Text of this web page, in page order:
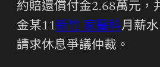
約賠還償付金2.68萬元，
金某11新竹 家醫科月薪
請求休息爭議仲裁。